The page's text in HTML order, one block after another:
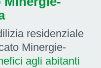
residenziale
Minergie-
agli abitanti